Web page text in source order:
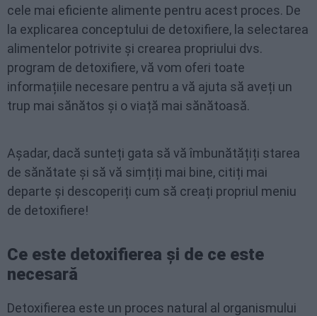
cele mai eficiente alimente pentru acest proces. De
la explicarea conceptului de detoxifiere, la selectarea
alimentelor potrivite și crearea propriului dvs.
program de detoxifiere, vă vom oferi toate
informațiile necesare pentru a vă ajuta să aveți un
trup mai sănătos și o viață mai sănătoasă.
Așadar, dacă sunteți gata să vă îmbunătățiți starea
de sănătate și să vă simțiți mai bine, citiți mai
departe și descoperiți cum să creați propriul meniu
de detoxifiere!
Ce este detoxifierea și de ce este
necesară
Detoxifierea este un proces natural al organismului